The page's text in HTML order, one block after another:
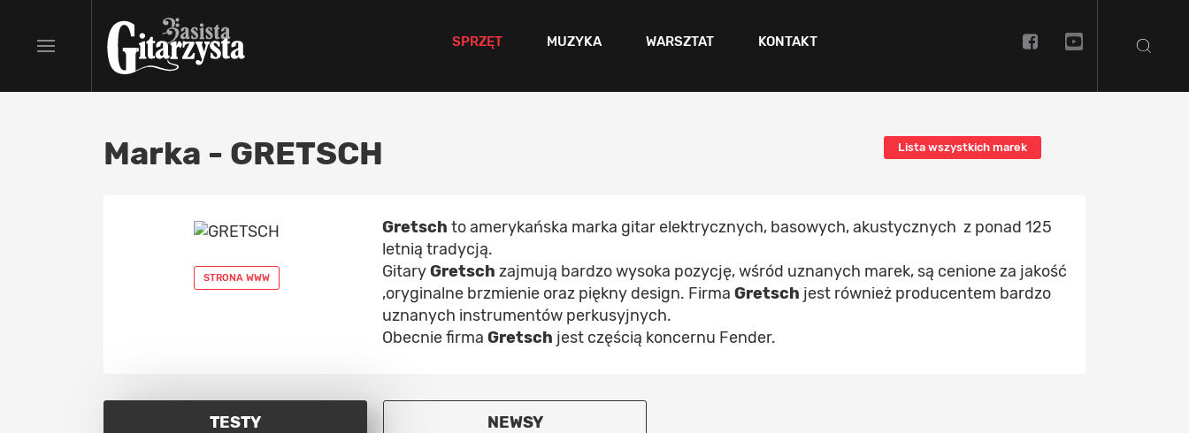
SPRZĘT MUZYKA WARSZTAT KONTAKT
Marka - GRETSCH Lista wszystkich marek
STRONA WWW
Gretsch to amerykańska marka gitar elektrycznych, basowych, akustycznych z ponad 125
letnią tradycją.
GitaryGretsch zajmują bardzo wysoka pozycję, wśród uznanych marek, są cenione za jakość
,oryginalne brzmienie oraz piękny design. Firma Gretsch jest również producentem bardzo
uznanych instrumentów perkusyjnych.
Obecnie firma Gretsch jest częścią koncernu Fender.
TESTY NEWSY